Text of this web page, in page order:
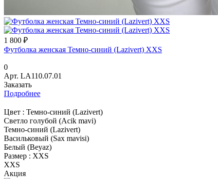
1 800 ₽
Футболка женская Темно-синий (Lazivert) XXS
0
Арт. LA110.07.01
Заказать
Подробнее
Цвет : Темно-синий (Lazivert)
Светло голубой (Acik mavi)
Темно-синий (Lazivert)
Васильковый (Sax mavisi)
Белый (Beyaz)
Размер : XXS
XXS
Акция